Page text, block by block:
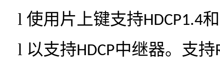
l 使用片上键支持HDCP1.4和
l 以支持HDCP中继器。支持